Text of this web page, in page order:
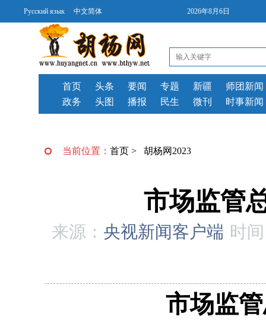
Русский язык 中文简体 2026年8月6日
首页 头条
要闻
政务
头图 播报
专题 新疆
师团新闻
民生
微刊 时事新闻
当前位置： 首页 > 胡杨网2023
市场监管
来源： 央视新闻客户端 时
市场监